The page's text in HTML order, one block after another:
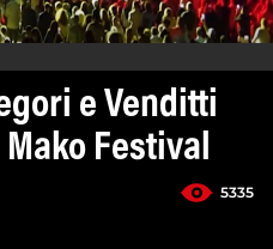
e Venditti
Festival
5335